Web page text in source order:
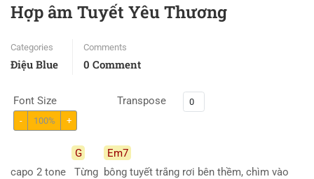
Hợp âm Tuyết Yêu Thương
Categories
Điệu Blue
Comments
0 Comment
Font Size
- 100% +
Transpose
capo 2 tone
G
Từng
Em7
bông tuyết trắng rơi bên thềm, chìm vào